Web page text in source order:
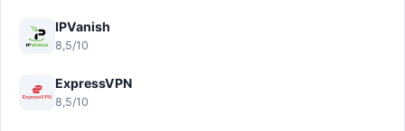
IPVanish
8,5/10
ExpressVPN
8,5/10